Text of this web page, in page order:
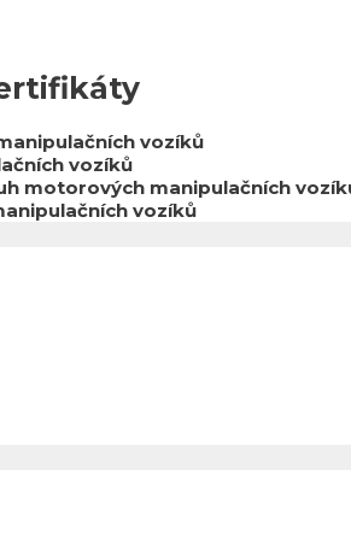
vozíků
vozíků
motorových manipulačních
vozíků